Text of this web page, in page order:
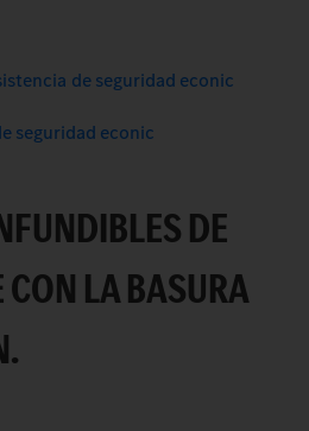
de seguridad econic
seguridad econic
DE
LA BASURA